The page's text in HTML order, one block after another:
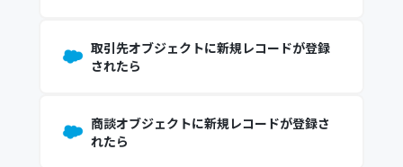
取引先オブジェクトに新規レコードが登録
されたら
商談オブジェクトに新規レコードが登録さ
れたら